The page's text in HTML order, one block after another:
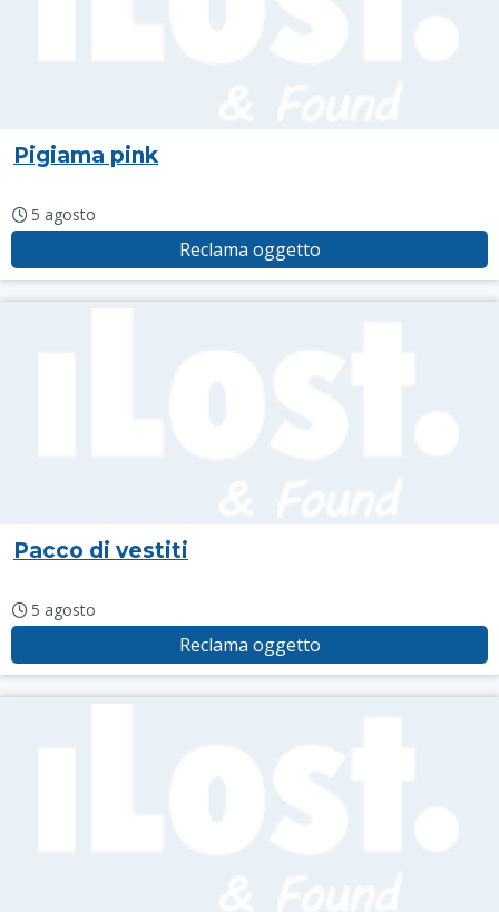
Pigiama pink
5 agosto
Reclama oggetto
Pacco di vestiti
5 agosto
Reclama oggetto